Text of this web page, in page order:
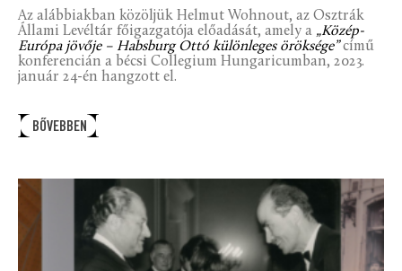
Az alábbiakban közöljük Helmut Wohnout, az Osztrák
Állami Levéltár főigazgatója előadását, amely a „Közép-
Európa jövője – Habsburg Ottó különleges öröksége”című
konferencián a bécsi Collegium Hungaricumban, 2023.
január 24-én hangzott el.
BŐVEBBEN